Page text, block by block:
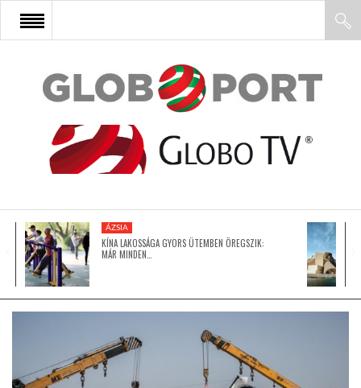
FŐOLDAL
AFRIKA
ÁZSIA
LATIN-AMERIKA
ÁZSIA
KÍNA LAKOSSÁGA GYORS ÜTEMBEN ÖREGSZIK:
MÁR MINDEN…